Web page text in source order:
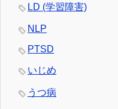
LD (学習障害)
NLP
PTSD
いじめ
うつ病